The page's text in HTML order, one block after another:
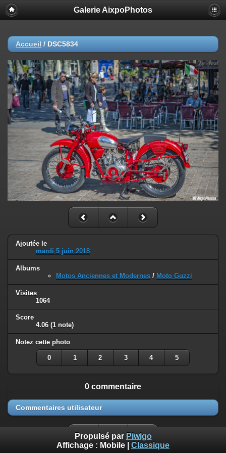
Galerie AixpoPhotos
Accueil / DSC5834
Ajoutée le
mardi 5 juin 2018
Albums
Motos Anciennes et Modernes / Moto Guzzi
Visites
1064
Score
4.06 (1 note)
Notez cette photo
0 1 2 3 4 5
0 commentaire
Commentaires utilisateur
Propulsé par Piwigo
Affichage : Mobile Classique